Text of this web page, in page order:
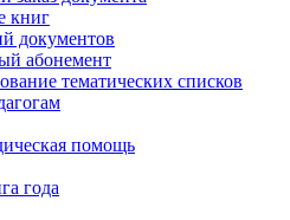
книг
документов
абонемент
тематических списков
помощь
года